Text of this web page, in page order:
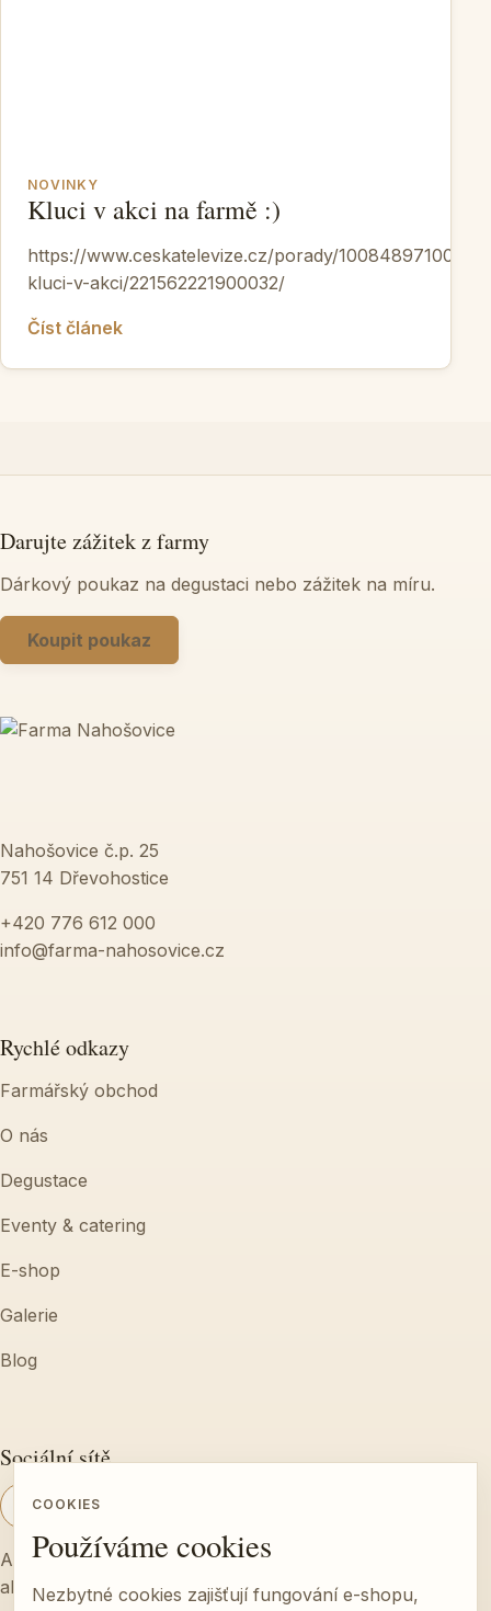
NOVINKY
Kluci v akci na farmě :)
https://www.ceskatelevize.cz/porady/10084897100-
kluci-v-akci/221562221900032/
Číst článek
Darujte zážitek z farmy
Dárkový poukaz na degustaci nebo zážitek na míru.
Koupit poukaz
Nahošovice č.p. 25
751 14 Dřevohostice
+420 776 612 000
info@farma-nahosovice.cz
Rychlé odkazy
Farmářský obchod
O nás
Degustace
Eventy & catering
E-shop
Galerie
Blog
Sociální sítě
Aktuální dění z farmy, termíny degustací a ukázky z
akcí.
COOKIES
Používáme cookies
Nezbytné cookies zajišťují fungování e-shopu,